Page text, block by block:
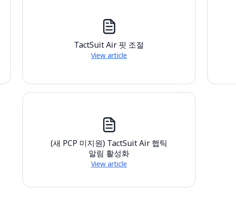
TactSuit Air 핏 조절
View article
(새 PCP 미지원) TactSuit Air 햅틱
알림 활성화
View article